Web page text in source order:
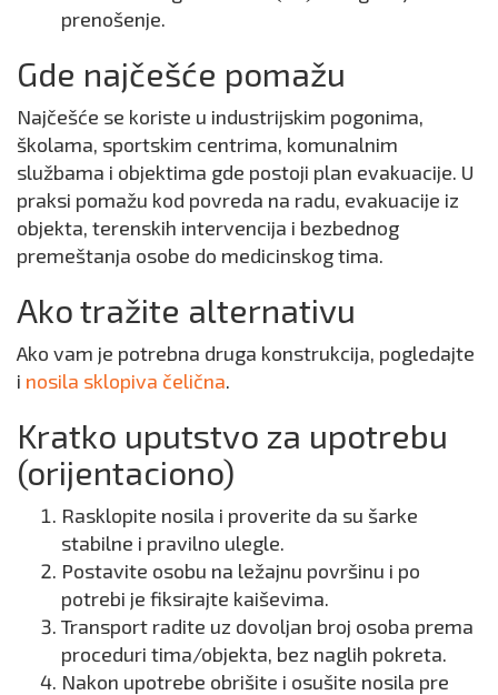
prenošenje.
Gde najčešće pomažu
Najčešće se koriste u industrijskim pogonima,
školama, sportskim centrima, komunalnim
službama i objektima gde postoji plan evakuacije. U
praksi pomažu kod povreda na radu, evakuacije iz
objekta, terenskih intervencija i bezbednog
premeštanja osobe do medicinskog tima.
Ako tražite alternativu
Ako vam je potrebna druga konstrukcija, pogledajte
i nosila sklopiva čelična.
Kratko uputstvo za upotrebu
(orijentaciono)
Rasklopite nosila i proverite da su šarke
stabilne i pravilno ulegle.
Postavite osobu na ležajnu površinu i po
potrebi je fiksirajte kaiševima.
Transport radite uz dovoljan broj osoba prema
proceduri tima/objekta, bez naglih pokreta.
Nakon upotrebe obrišite i osušite nosila pre